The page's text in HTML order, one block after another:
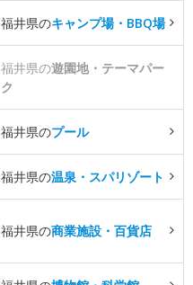
福井県のキャンプ場・BBQ場
福井県の遊園地・テーマパー
ク
福井県のプール
福井県の温泉・スパリゾート
福井県の商業施設・百貨店